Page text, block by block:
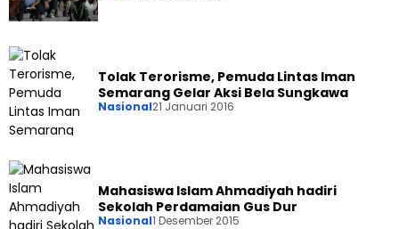
Tolak Terorisme, Pemuda Lintas Iman
Semarang Gelar Aksi Bela Sungkawa
Nasional21 Januari 2016
Mahasiswa Islam Ahmadiyah hadiri
Sekolah Perdamaian Gus Dur
Nasional1 Desember 2015